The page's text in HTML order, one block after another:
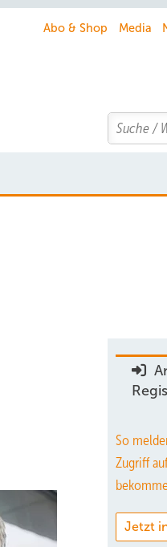
Abo & Shop Media
Search
So
Zugriff
Jetzt